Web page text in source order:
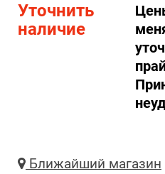
Уточнить
наличие
Ближайший магазин